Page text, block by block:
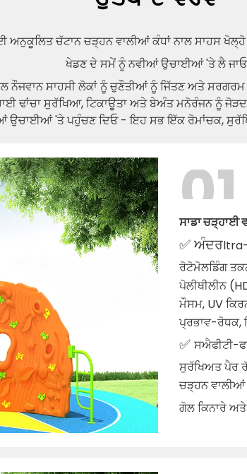
ਚੱਟਾਨ ਚੜ੍ਹਨ ਵਾਲੀਆਂ ਕੰਧਾਂ ਨਾਲ ਸਾਹਸ ਖੋਲ੍ਹੋ
ਖੇਡਣ ਦੇ ਸਮੇਂ ਨੂੰ ਨਵੀਆਂ ਉਚਾਈਆਂ 'ਤੇ ਲੈ
ਨੌਜਵਾਨ ਸਾਹਸੀ ਲੋਕਾਂ ਨੂੰ ਚੁਣੌਤੀਆਂ ਨੂੰ ਜਿੱਤਣ ਅਤੇ
ਢਾਂਚਾ ਸੁਰੱਖਿਆ, ਟਿਕਾਊਤਾ ਅਤੇ ਬੇਅੰਤ ਮਨੋਰੰਜਨ ਨੂੰ
ਉਚਾਈਆਂ 'ਤੇ ਪਹੁੰਚਣ ਦਿਓ - ਇਹ ਸਭ ਇੱਕ ਰੋਮਾਂਚਕ,
01
ਸਾਡਾ ਚੜ੍ਹਾਈ
✅ ਅੰਦਰltra-
ਰੋਟੋਮੋਲਡਿੰਗ
ਪੋਲੀਥੀਲੀਨ
ਮੌਸਮ, UV
ਪ੍ਰਭਾਵ-ਰੋਧਕ,
✅ ਸਐਫੀਟੀ-
ਸੁਰੱਖਿਅਤ ਪੈਰ
ਚੜ੍ਹਨ ਵਾਲੀਆਂ
ਗੋਲ ਕਿਨਾਰੇ ਅਤੇ